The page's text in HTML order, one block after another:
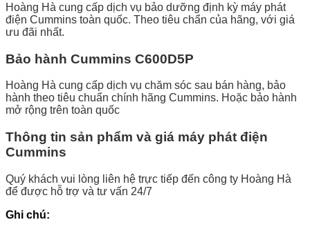
Hoàng Hà cung cấp dịch vụ bảo dưỡng định kỳ máy phát
điện Cummins toàn quốc. Theo tiêu chẩn của hãng, với giá
ưu đãi nhất.
Bảo hành Cummins C600D5P
Hoàng Hà cung cấp dịch vụ chăm sóc sau bán hàng, bảo
hành theo tiêu chuẩn chính hãng Cummins. Hoặc bảo hành
mở rộng trên toàn quốc
Thông tin sản phẩm và giá máy phát điện
Cummins
Quý khách vui lòng liên hệ trực tiếp đến công ty Hoàng Hà
để được hỗ trợ và tư vấn 24/7
Ghi chú: